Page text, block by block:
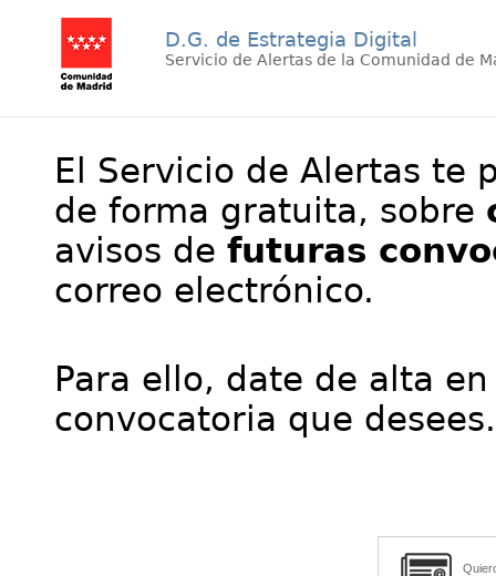
D.G. de Estrategia Digital
Servicio de Alertas de la Comunidad de
El Servicio de Alertas te
de forma gratuita, sobre
avisos de futuras
correo electrónico.
Para ello, date de alta
convocatoria que desees.